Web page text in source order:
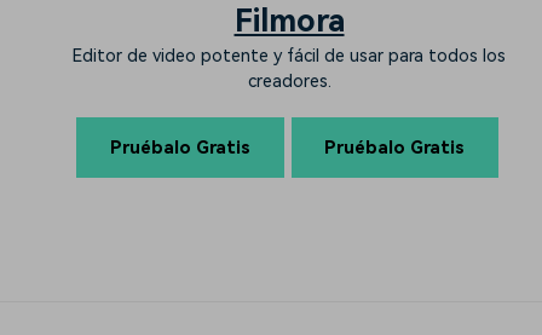
Filmora
Editor de video potente y fácil de usar para todos los
creadores.
Pruébalo Gratis Pruébalo Gratis